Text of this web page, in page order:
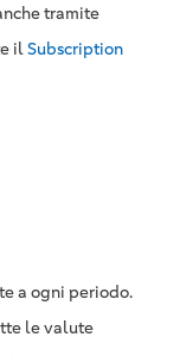
tramite
ilSubscription
a ogni periodo.
le valute